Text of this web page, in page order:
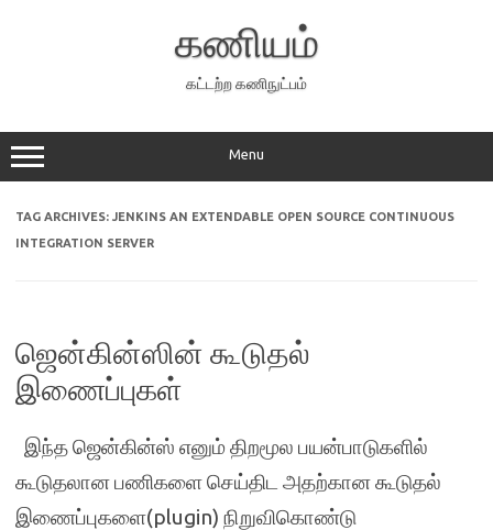
கணியம்
கட்டற்ற கணிநுட்பம்
Menu
TAG ARCHIVES: JENKINS AN EXTENDABLE OPEN SOURCE CONTINUOUS
INTEGRATION SERVER
ஜென்கின்ஸின் கூடுதல்
இணைப்புகள்
இந்த ஜென்கின்ஸ் எனும் திறமூல பயன்பாடுகளில்
கூடுதலான பணிகளை செய்திட அதற்கான கூடுதல்
இணைப்புகளை(plugin) நிறுவிகொண்டு